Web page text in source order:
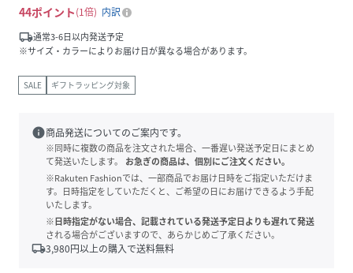
44ポイント 1倍
内訳
local_shipping通常3-6日以内発送予定
※サイズ・カラーによりお届け日が異なる場合があります。
SALE ギフトラッピング対象
info商品発送についてのご案内です。
※同時に複数の商品を注文された場合、一番遅い発送予定日にまとめ
て発送いたします。
お急ぎの商品は、個別にご注文ください。
※Rakuten Fashionでは、一部商品でお届け日時をご指定いただけま
す。日時指定をしていただくと、ご希望の日にお届けできるよう手配
いたします。
※日時指定がない場合、記載されている発送予定日よりも遅れて発送
される場合がございますので、あらかじめご了承ください。
local_shipping3,980円以上の購入で送料無料